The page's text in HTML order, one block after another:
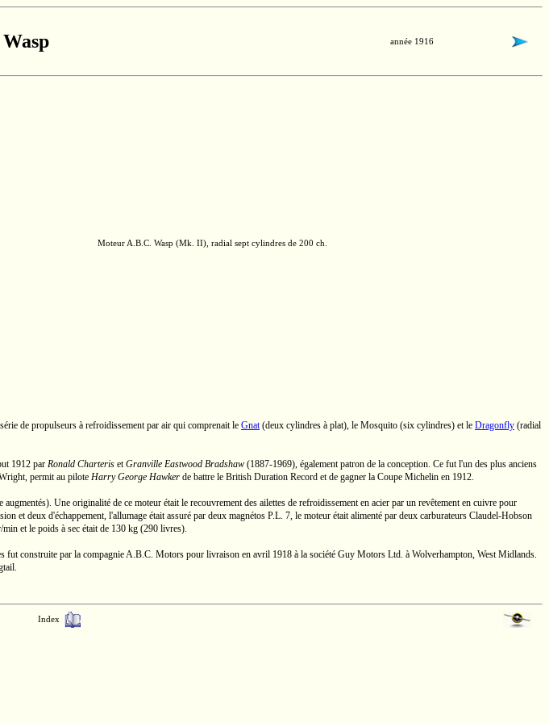
année 1916
Moteur A.B.C. Wasp (Mk. II), radial sept cylindres de 200 ch.
de propulseurs à refroidissement par air qui comprenait le Gnat(deux cylindres à plat), le Mosquito (six cylindres) et le Dragonfly (radial
1912 par Ronald Charteris etGranville Eastwood Bradshaw (1887-1969), également patron de la conception. Ce fut l'un des plus anciens
permit au pilote Harry George Hawker de battre le British Duration Record et de gagner la Coupe Michelin en 1912.
augmentés). Une originalité de ce moteur était le recouvrement des ailettes de refroidissement en acier par un revêtement en cuivre pour
et deux d'échappement, l'allumage était assuré par deux magnétos P.L. 7, le moteur était alimenté par deux carburateurs Claudel-Hobson
min et le poids à sec était de 130 kg (290 livres).
fut construite par la compagnieA.B.C. Motors pour livraison en avril 1918 à la société Guy Motors Ltd. à Wolverhampton, West Midlands.
Index